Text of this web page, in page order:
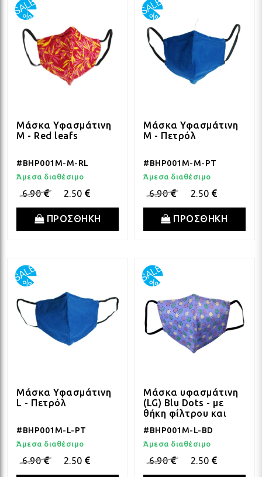
Μάσκα Υφασμάτινη
M - Red leafs
#BHP001M-M-RL
Άμεσα διαθέσιμο
6.90 2.50
ΠΡΟΣΘΗΚΗ
Μάσκα Υφασμάτινη
M - Πετρόλ
#BHP001M-M-PT
Άμεσα διαθέσιμο
6.90 2.50
ΠΡΟΣΘΗΚΗ
Μάσκα Υφασμάτινη
L - Πετρόλ
#BHP001M-L-PT
Άμεσα διαθέσιμο
6.90 2.50
Μάσκα υφασμάτινη
(LG) Blu Dots - με
θήκη φίλτρου και
#BHP001M-L-BD
Άμεσα διαθέσιμο
6.90 2.50